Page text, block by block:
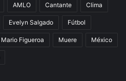
AMLO Cantante Clima
Evelyn Salgado Fútbol
Mario Figueroa Muere México